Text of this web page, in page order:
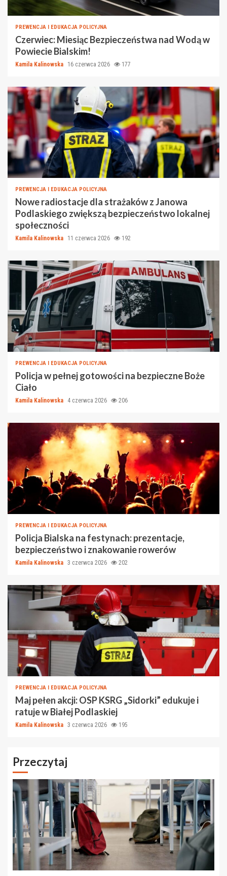
PREWENCJA I EDUKACJA POLICYJNA
Czerwiec: Miesiąc Bezpieczeństwa nad Wodą w
Powiecie Bialskim!
Kamila Kalinowska 16 czerwca 2026 177
PREWENCJA I EDUKACJA POLICYJNA
Nowe radiostacje dla strażaków z Janowa
Podlaskiego zwiększą bezpieczeństwo lokalnej
społeczności
Kamila Kalinowska 11 czerwca 2026 192
PREWENCJA I EDUKACJA POLICYJNA
Policja w pełnej gotowości na bezpieczne Boże
Ciało
Kamila Kalinowska 4 czerwca 2026 206
PREWENCJA I EDUKACJA POLICYJNA
Policja Bialska na festynach: prezentacje,
bezpieczeństwo i znakowanie rowerów
Kamila Kalinowska 3 czerwca 2026 202
PREWENCJA I EDUKACJA POLICYJNA
Maj pełen akcji: OSP KSRG „Sidorki” edukuje i
ratuje w Białej Podlaskiej
Kamila Kalinowska 3 czerwca 2026 195
Przeczytaj